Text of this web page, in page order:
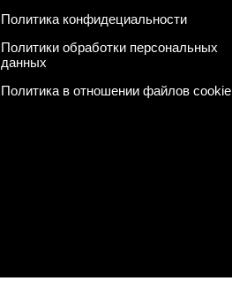
Политика конфидециальности
Политики обработки персональных
данных
Политика в отношении файлов cookie